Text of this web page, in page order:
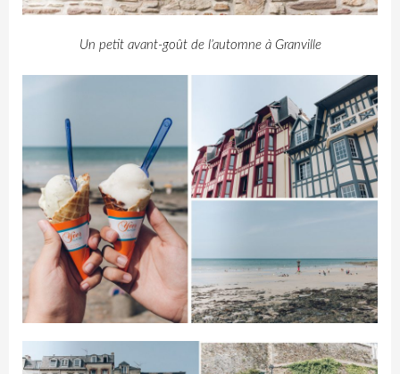
Un petit avant-goût de l’automne à Granville